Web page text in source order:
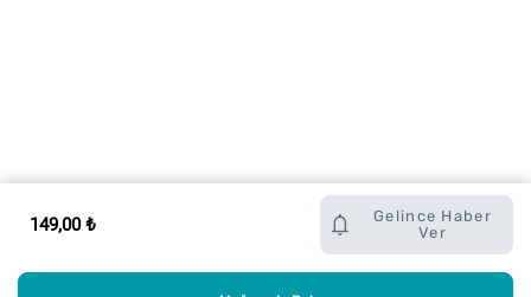
149,00 ₺
Gelince Haber
Ver